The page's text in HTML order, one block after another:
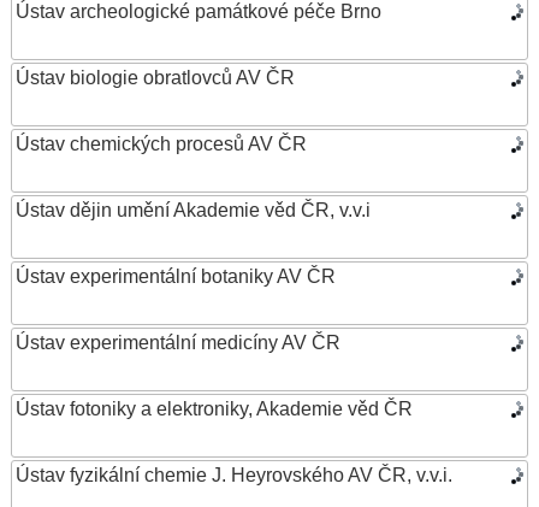
Ústav archeologické památkové péče Brno
Ústav biologie obratlovců AV ČR
Ústav chemických procesů AV ČR
Ústav dějin umění Akademie věd ČR, v.v.i
Ústav experimentální botaniky AV ČR
Ústav experimentální medicíny AV ČR
Ústav fotoniky a elektroniky, Akademie věd ČR
Ústav fyzikální chemie J. Heyrovského AV ČR, v.v.i.